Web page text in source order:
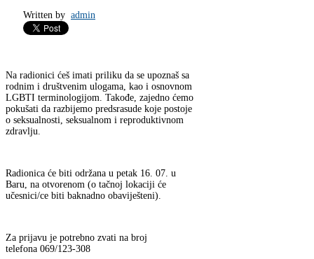
Written by admin
Na radionici ćeš imati priliku da se upoznaš sa
rodnim i društvenim ulogama, kao i osnovnom
LGBTI terminologijom. Takođe, zajedno ćemo
pokušati da razbijemo predsrasude koje postoje
o seksualnosti, seksualnom i reproduktivnom
zdravlju.
Radionica će biti održana u petak 16. 07. u
Baru, na otvorenom (o tačnoj lokaciji će
učesnici/ce biti baknadno obaviješteni).
Za prijavu je potrebno zvati na broj
telefona 069/123-308